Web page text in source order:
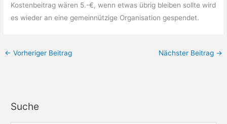
Kostenbeitrag wären 5.-€, wenn etwas übrig bleiben sollte wird
es wieder an eine gemeinnützige Organisation gespendet.
← Vorheriger Beitrag Nächster Beitrag →
Suche